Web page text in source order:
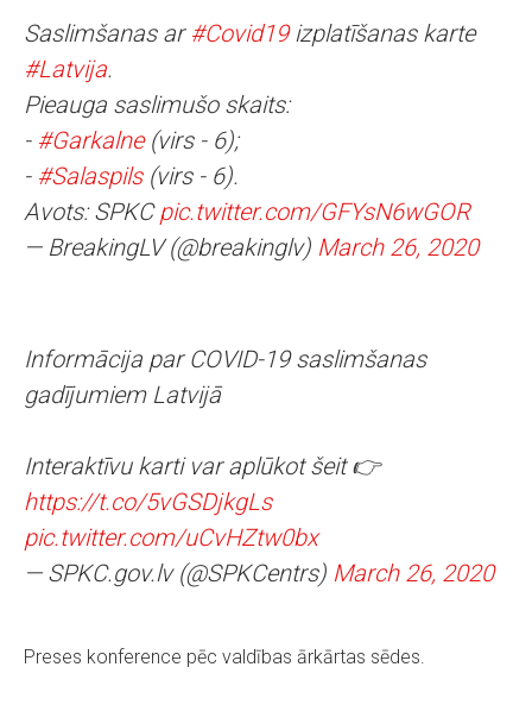
Saslimšanas ar #Covid19izplatīšanas karte
#Latvija.
Pieauga saslimušo skaits:
- #Garkalne(virs - 6);
- #Salaspils(virs - 6).
Avots: SPKCpic.twitter.com/GFYsN6wGOR
— BreakingLV (@breakinglv) March 26, 2020
Informācija par COVID-19 saslimšanas
gadījumiem Latvijā
Interaktīvu karti var aplūkot šeit 👉
https://t.co/5vGSDjkgLs
pic.twitter.com/uCvHZtw0bx
— SPKC.gov.lv (@SPKCentrs) March 26, 2020
Preses konference pēc valdības ārkārtas sēdes.